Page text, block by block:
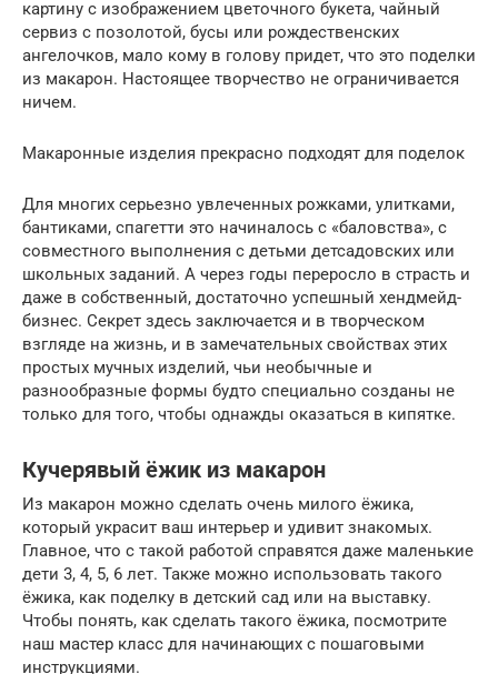
картину с изображением цветочного букета, чайный
сервиз с позолотой, бусы или рождественских
ангелочков, мало кому в голову придет, что это поделки
из макарон. Настоящее творчество не ограничивается
ничем.
Макаронные изделия прекрасно подходят для поделок
Для многих серьезно увлеченных рожками, улитками,
бантиками, спагетти это начиналось с «баловства», с
совместного выполнения с детьми детсадовских или
школьных заданий. А через годы переросло в страсть и
даже в собственный, достаточно успешный хендмейд-
бизнес. Секрет здесь заключается и в творческом
взгляде на жизнь, и в замечательных свойствах этих
простых мучных изделий, чьи необычные и
разнообразные формы будто специально созданы не
только для того, чтобы однажды оказаться в кипятке.
Кучерявый ёжик из макарон
Из макарон можно сделать очень милого ёжика,
который украсит ваш интерьер и удивит знакомых.
Главное, что с такой работой справятся даже маленькие
дети 3, 4, 5, 6 лет. Также можно использовать такого
ёжика, как поделку в детский сад или на выставку.
Чтобы понять, как сделать такого ёжика, посмотрите
наш мастер класс для начинающих с пошаговыми
инструкциями.